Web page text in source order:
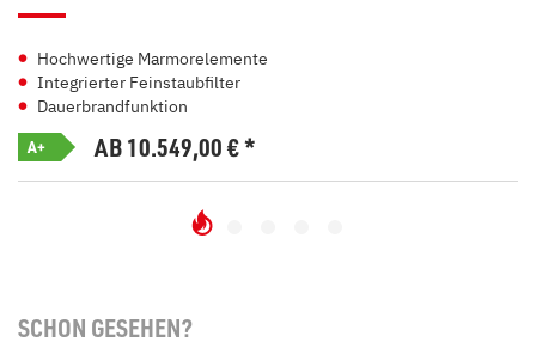
Hochwertige Marmorelemente
Integrierter Feinstaubfilter
Dauerbrandfunktion
A+ AB 10.549,00€*
SCHON GESEHEN?